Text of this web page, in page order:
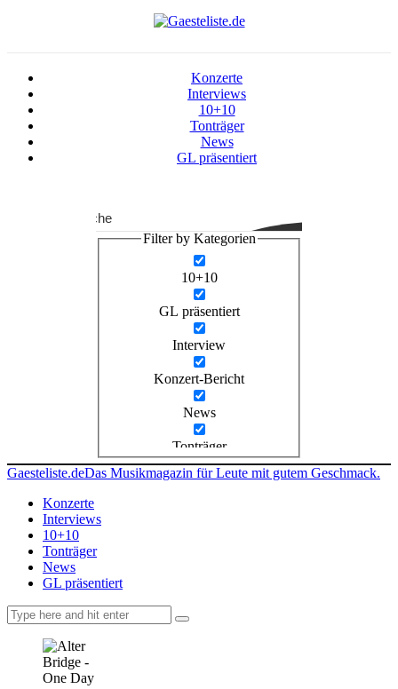
Konzerte
Interviews
10+10
Tonträger
News
GL präsentiert
Suche
Filter by Kategorien
10+10
GL präsentiert
Interview
Konzert-Bericht
News
Tonträger
Gaesteliste.deDas Musikmagazin für Leute mit gutem Geschmack.
Konzerte
Interviews
10+10
Tonträger
News
GL präsentiert